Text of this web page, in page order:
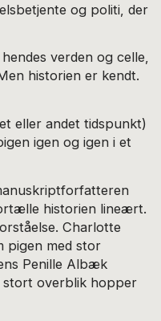
og politi, der
verden og celle,
historien er kendt.
eller andet tidspunkt)
igen og igen i et
historien lineært.
Charlotte
pigen med stor
Penille Albæk
stort overblik hopper